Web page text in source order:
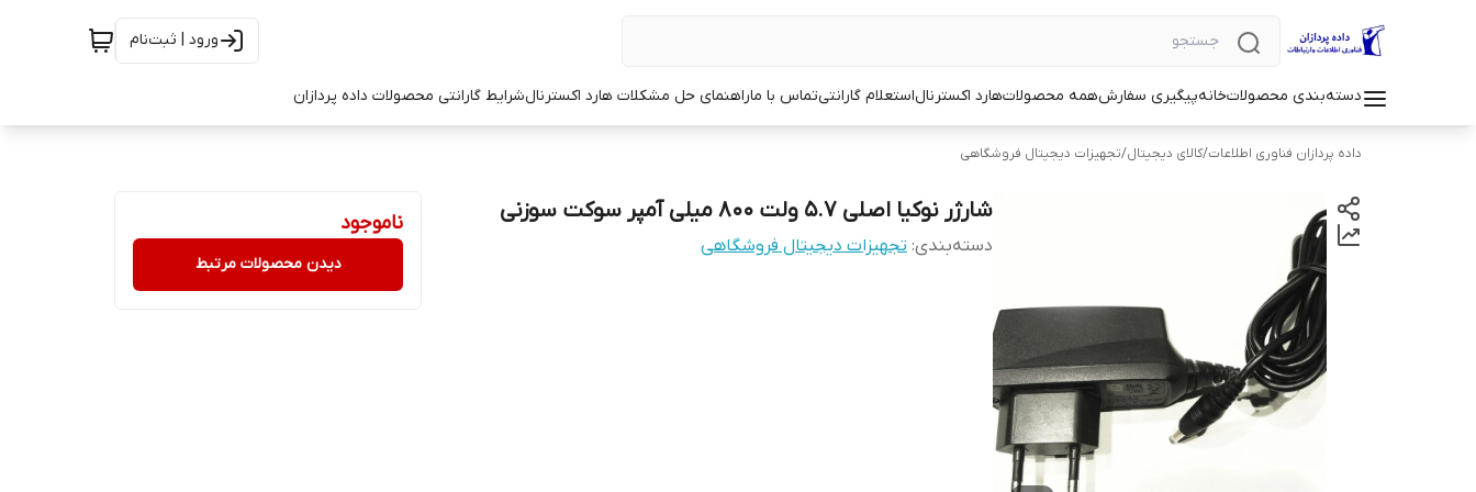
ورود | ثبت‌نام
دسته‌بندی محصولاتخانهپیگیری سفارشهمه محصولاتهارد اکسترنالاستعلام گارانتیتماس با ماراهنمای حل مشکلات هارد اکسترنالشرایط گارانتی محصولات داده پردازان
داده پردازان فناوری اطلاعات/کالای دیجیتال/تجهیزات دیجیتال فروشگاهی
شارژر نوکیا اصلی 5.7 ولت 800 میلی آمپر سوکت سوزنی
دسته‌بندی: تجهیزات دیجیتال فروشگاهی
ناموجود
دیدن محصولات مرتبط